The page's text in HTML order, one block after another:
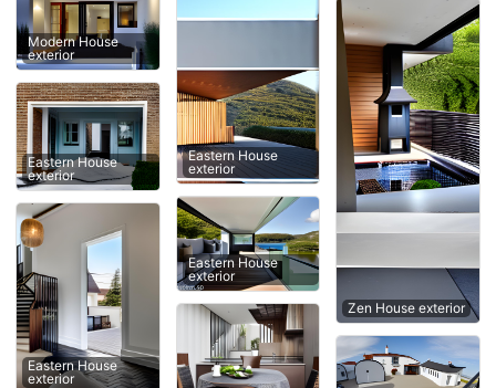
Modern House
exterior
Eastern House
exterior
Eastern House
exterior
Eastern House
exterior
Eastern House
exterior
Zen House exterior